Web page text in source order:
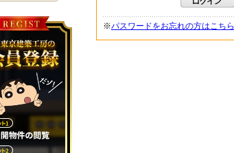
※パスワードをお忘れの方はこちら